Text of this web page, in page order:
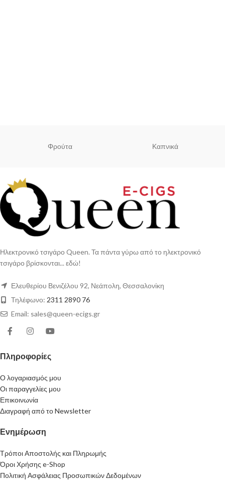
Φρούτα Καπνικά
Ηλεκτρονικό τσιγάρο Queen. Τα πάντα γύρω από το ηλεκτρονικό
τσιγάρο βρίσκονται... εδώ!
Ελευθερίου Βενιζέλου 92, Νεάπολη, Θεσσαλονίκη
Τηλέφωνο: 2311 2890 76
Email: sales@queen-ecigs.gr
Πληροφορίες
Ο λογαριασμός μου
Οι παραγγελίες μου
Επικοινωνία
Διαγραφή από το Newsletter
Ενημέρωση
Τρόποι Αποστολής και Πληρωμής
Όροι Χρήσης e-Shop
Πολιτική Ασφάλειας Προσωπικών Δεδομένων